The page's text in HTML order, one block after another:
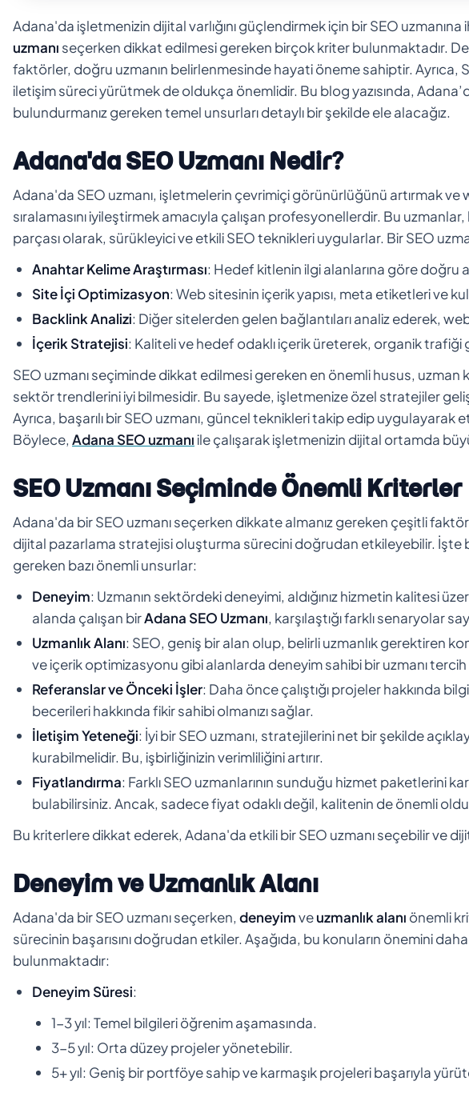
Adana'da işletmenizin dijital varlığını güçlendirmek için bir SEO
uzmanı seçerken dikkat edilmesi gereken birçok kriter bulunmaktadır.
faktörler, doğru uzmanın belirlenmesinde hayati öneme sahiptir. Ayrıca,
iletişim süreci yürütmek de oldukça önemlidir. Bu blog yazısında,
bulundurmanız gereken temel unsurları detaylı bir şekilde ele alacağız.
Adana'da SEO Uzmanı Nedir?
Adana'da SEO uzmanı, işletmelerin çevrimiçi görünürlüğünü artırmak
sıralamasını iyileştirmek amacıyla çalışan profesyonellerdir. Bu
parçası olarak, sürükleyici ve etkili SEO teknikleri uygularlar. Bir SEO
Anahtar Kelime Araştırması: Hedef kitlenin ilgi alanlarına göre doğru
Site İçi Optimizasyon: Web sitesinin içerik yapısı, meta etiketleri ve
Backlink Analizi: Diğer sitelerden gelen bağlantıları analiz ederek,
İçerik Stratejisi: Kaliteli ve hedef odaklı içerik üreterek, organik trafiği
SEO uzmanı seçiminde dikkat edilmesi gereken en önemli husus,
sektör trendlerini iyi bilmesidir. Bu sayede, işletmenize özel stratejiler
Ayrıca, başarılı bir SEO uzmanı, güncel teknikleri takip edip uygulayarak
Böylece, Adana SEO uzmanıile çalışarak işletmenizin dijital ortamda
SEO Uzmanı Seçiminde Önemli Kriterler
Adana'da bir SEO uzmanı seçerken dikkate almanız gereken çeşitli
dijital pazarlama stratejisi oluşturma sürecini doğrudan etkileyebilir. İşte
gereken bazı önemli unsurlar:
Deneyim: Uzmanın sektördeki deneyimi, aldığınız hizmetin kalitesi
alanda çalışan birAdana SEO Uzmanı, karşılaştığı farklı senaryolar
Uzmanlık Alanı: SEO, geniş bir alan olup, belirli uzmanlık gerektiren
ve içerik optimizasyonu gibi alanlarda deneyim sahibi bir uzmanı
Referanslar ve Önceki İşler: Daha önce çalıştığı projeler hakkında
becerileri hakkında fikir sahibi olmanızı sağlar.
İletişim Yeteneği: İyi bir SEO uzmanı, stratejilerini net bir şekilde
kurabilmelidir. Bu, işbirliğinizin verimliliğini artırır.
Fiyatlandırma: Farklı SEO uzmanlarının sunduğu hizmet paketlerini
bulabilirsiniz. Ancak, sadece fiyat odaklı değil, kalitenin de önemli
Bu kriterlere dikkat ederek, Adana'da etkili bir SEO uzmanı seçebilir ve
Deneyim ve Uzmanlık Alanı
Adana'da bir SEO uzmanı seçerken, deneyimveuzmanlık alanı önemli
sürecinin başarısını doğrudan etkiler. Aşağıda, bu konuların önemini
bulunmaktadır:
Deneyim Süresi:
1-3 yıl: Temel bilgileri öğrenim aşamasında.
3-5 yıl: Orta düzey projeler yönetebilir.
5+ yıl: Geniş bir portföye sahip ve karmaşık projeleri başarıyla